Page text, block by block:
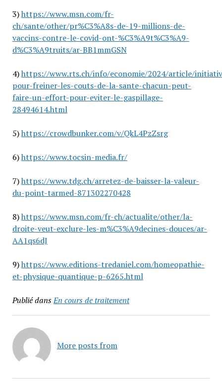
3)https://www.msn.com/fr-
ch/sante/other/pr%C3%A8s-de-19-millions-de-
vaccins-contre-le-covid-ont-%C3%A9t%C3%A9-
d%C3%A9truits/ar-BB1mmGSN
4)https://www.rts.ch/info/economie/2024/article/
pour-freiner-les-couts-de-la-sante-chacun-peut-
faire-un-effort-pour-eviter-le-gaspillage-
28494614.html
5)https://crowdbunker.com/v/QkL4PzZsrg
6)https://www.tocsin-media.fr/
7)https://www.tdg.ch/arretez-de-baisser-la-valeur-
du-point-tarmed-871302270428
8)https://www.msn.com/fr-ch/actualite/other/la-
droite-veut-exclure-les-m%C3%A9decines-douces/ar-
AA1qs6dJ
9)https://www.editions-tredaniel.com/homeopathie-
et-physique-quantique-p-6265.html
Publié dansEn cours de traitement
More posts from